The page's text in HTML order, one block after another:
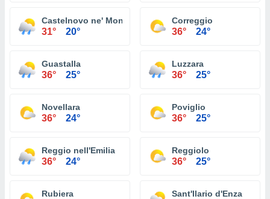
Castelnovo ne' Monti
31° 20°
Correggio
36° 24°
Guastalla
36° 25°
Luzzara
36° 25°
Novellara
36° 24°
Poviglio
36° 25°
Reggio nell'Emilia
36° 24°
Reggiolo
36° 25°
Rubiera Sant'Ilario d'Enza